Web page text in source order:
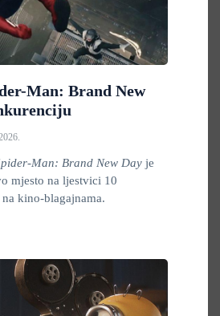
Man: Brand New
Man: Brand New Day je
mjesto na ljestvici 10
kino-blagajnama.